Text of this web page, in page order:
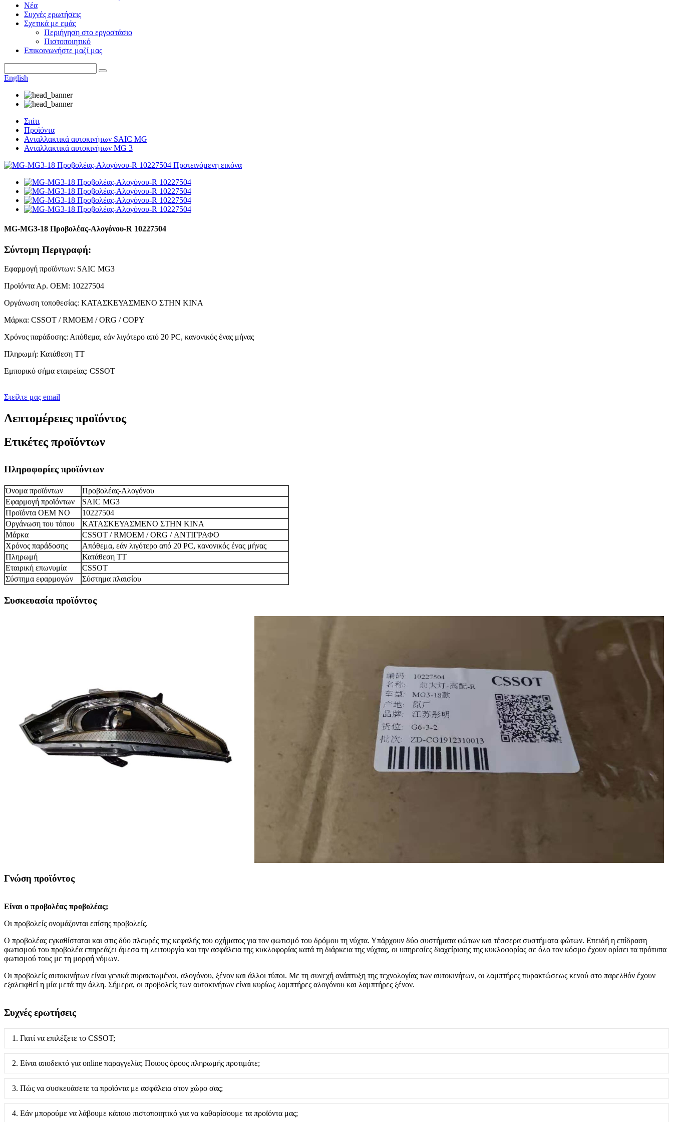
Νέα
Συχνές ερωτήσεις
Σχετικά με εμάς
Περιήγηση στο εργοστάσιο
Πιστοποιητικό
Επικοινωνήστε μαζί μας
English
Σπίτι
Προϊόντα
Ανταλλακτικά αυτοκινήτων SAIC MG
Ανταλλακτικά αυτοκινήτων MG 3
MG-MG3-18 Προβολέας-Αλογόνου-R 10227504
Σύντομη Περιγραφή:
Εφαρμογή προϊόντων: SAIC MG3
Προϊόντα Αρ. ΟΕΜ: 10227504
Οργάνωση τοποθεσίας: ΚΑΤΑΣΚΕΥΑΣΜΕΝΟ ΣΤΗΝ ΚΙΝΑ
Μάρκα: CSSOT / RMOEM / ORG / COPY
Χρόνος παράδοσης: Απόθεμα, εάν λιγότερο από 20 PC, κανονικός ένας μήνας
Πληρωμή: Κατάθεση TT
Εμπορικό σήμα εταιρείας: CSSOT
Στείλτε μας email
Λεπτομέρειες προϊόντος
Ετικέτες προϊόντων
Πληροφορίες προϊόντων
Όνομα προϊόντων
Προβολέας-Αλογόνου
Εφαρμογή προϊόντων
SAIC MG3
Προϊόντα OEM NO
10227504
Οργάνωση του τόπου
ΚΑΤΑΣΚΕΥΑΣΜΕΝΟ ΣΤΗΝ ΚΙΝΑ
Μάρκα
CSSOT / RMOEM / ORG / ΑΝΤΙΓΡΑΦΟ
Χρόνος παράδοσης
Απόθεμα, εάν λιγότερο από 20 PC, κανονικός ένας μήνας
Πληρωμή
Κατάθεση TT
Εταιρική επωνυμία
CSSOT
Σύστημα εφαρμογών
Σύστημα πλαισίου
Συσκευασία προϊόντος
Γνώση προϊόντος
Είναι ο προβολέας προβολέας;
Οι προβολείς ονομάζονται επίσης προβολείς.
Ο προβολέας εγκαθίσταται και στις δύο πλευρές της κεφαλής του οχήματος για τον φωτισμό του δρόμου τη νύχτα. Υπάρχουν δύο συστήματα φώτων και τέσσερα συστήματα φώτων. Επειδή η επίδραση
φωτισμού του προβολέα επηρεάζει άμεσα τη λειτουργία και την ασφάλεια της κυκλοφορίας κατά τη διάρκεια της νύχτας, οι υπηρεσίες διαχείρισης της κυκλοφορίας σε όλο τον κόσμο έχουν ορίσει τα πρότυπα
φωτισμού τους με τη μορφή νόμων.
Οι προβολείς αυτοκινήτων είναι γενικά πυρακτωμένοι, αλογόνου, ξένον και άλλοι τύποι. Με τη συνεχή ανάπτυξη της τεχνολογίας των αυτοκινήτων, οι λαμπτήρες πυρακτώσεως κενού στο παρελθόν έχουν
εξαλειφθεί η μία μετά την άλλη. Σήμερα, οι προβολείς των αυτοκινήτων είναι κυρίως λαμπτήρες αλογόνου και λαμπτήρες ξένον.
Συχνές ερωτήσεις
1. Γιατί να επιλέξετε το CSSOT;
2. Είναι αποδεκτό για online παραγγελία; Ποιους όρους πληρωμής προτιμάτε;
3. Πώς να συσκευάσετε τα προϊόντα με ασφάλεια στον χώρο σας;
4. Εάν μπορούμε να λάβουμε κάποιο πιστοποιητικό για να καθαρίσουμε τα προϊόντα μας;